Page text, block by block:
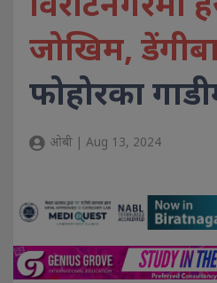
जोखिम,
फोहोरका
ओबी | Aug 13, 2024